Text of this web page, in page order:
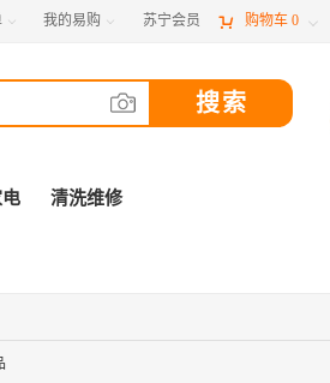
 我的易购  苏宁会员  购物车 0 
清洗维修